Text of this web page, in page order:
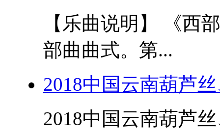
【乐曲说明】 《西
部曲曲式。第...
2018中国云南葫芦
2018中国云南葫芦